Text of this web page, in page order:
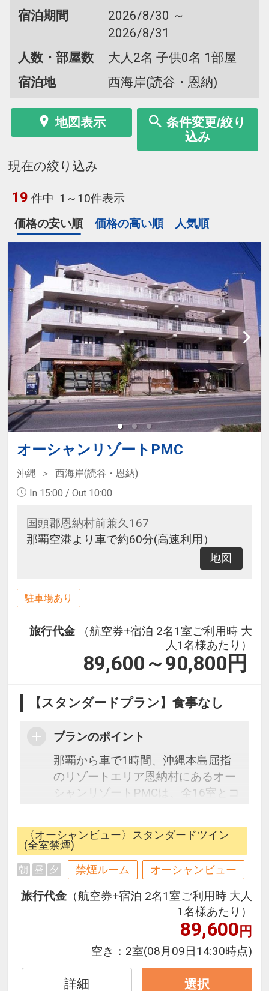
宿泊期間
2026/8/30 ～
2026/8/31
人数・部屋数
大人2名 子供0名 1部屋
宿泊地
西海岸(読谷・恩納)
地図表示
条件変更/絞り
込み
現在の絞り込み
19 件中 1～10件表示
価格の安い順
価格の高い順 人気順
オーシャンリゾートPMC
沖縄
西海岸(読谷・恩納)
In 15:00 / Out 10:00
国頭郡恩納村前兼久167
那覇空港より車で約60分(高速利用）
地図
駐車場あり
旅行代金
（航空券+宿泊 2名1室ご利用時 大
人1名様あたり）
89,600～90,800 円
【スタンダードプラン】食事なし
プランのポイント
那覇から車で1時間、沖縄本島屈指
のリゾートエリア恩納村にあるオー
シャンリゾートPMCは、全16室とコ
プ・レストラン外観併設された、コ
ンドミニアムタイプのホテルです。
ここに泊まれば、食事もマリン体験
も自由に楽しむことができます。
”暮らすように泊まって”沖縄を満喫
してください。
恩納村前兼久港すぐ！すべてのおひ
ゃから海を眺めることができます。
ダイビング・シュノーケルの出港場
所なので、マリンスポーツを楽しむ
〈オーシャンビュー〉スタンダードツイン
(全室禁煙)
朝 昼 夕 禁煙ルーム オーシャンビュー
旅行代金 （航空券+宿泊 2名1室ご利用時 大人
1名様あたり）
89,600円
空き： 2室(08月09日14:30時点)
詳細 選択